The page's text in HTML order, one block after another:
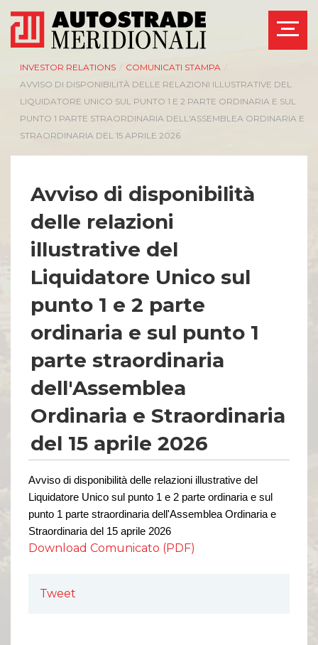
INVESTOR RELATIONS COMUNICATI STAMPA
AVVISO DI DISPONIBILITÀ DELLE RELAZIONI ILLUSTRATIVE DEL
LIQUIDATORE UNICO SUL PUNTO 1 E 2 PARTE ORDINARIA E SUL
PUNTO 1 PARTE STRAORDINARIA DELL'ASSEMBLEA ORDINARIA E
STRAORDINARIA DEL 15 APRILE 2026
Avviso di disponibilità
delle relazioni
illustrative del
Liquidatore Unico sul
punto 1 e 2 parte
ordinaria e sul punto 1
parte straordinaria
dell'Assemblea
Ordinaria e Straordinaria
del 15 aprile 2026
Avviso di disponibilità delle relazioni illustrative del
Liquidatore Unico sul punto 1 e 2 parte ordinaria e sul
punto 1 parte straordinaria dell'Assemblea Ordinaria e
Straordinaria del 15 aprile 2026
Download Comunicato (PDF)
Tweet